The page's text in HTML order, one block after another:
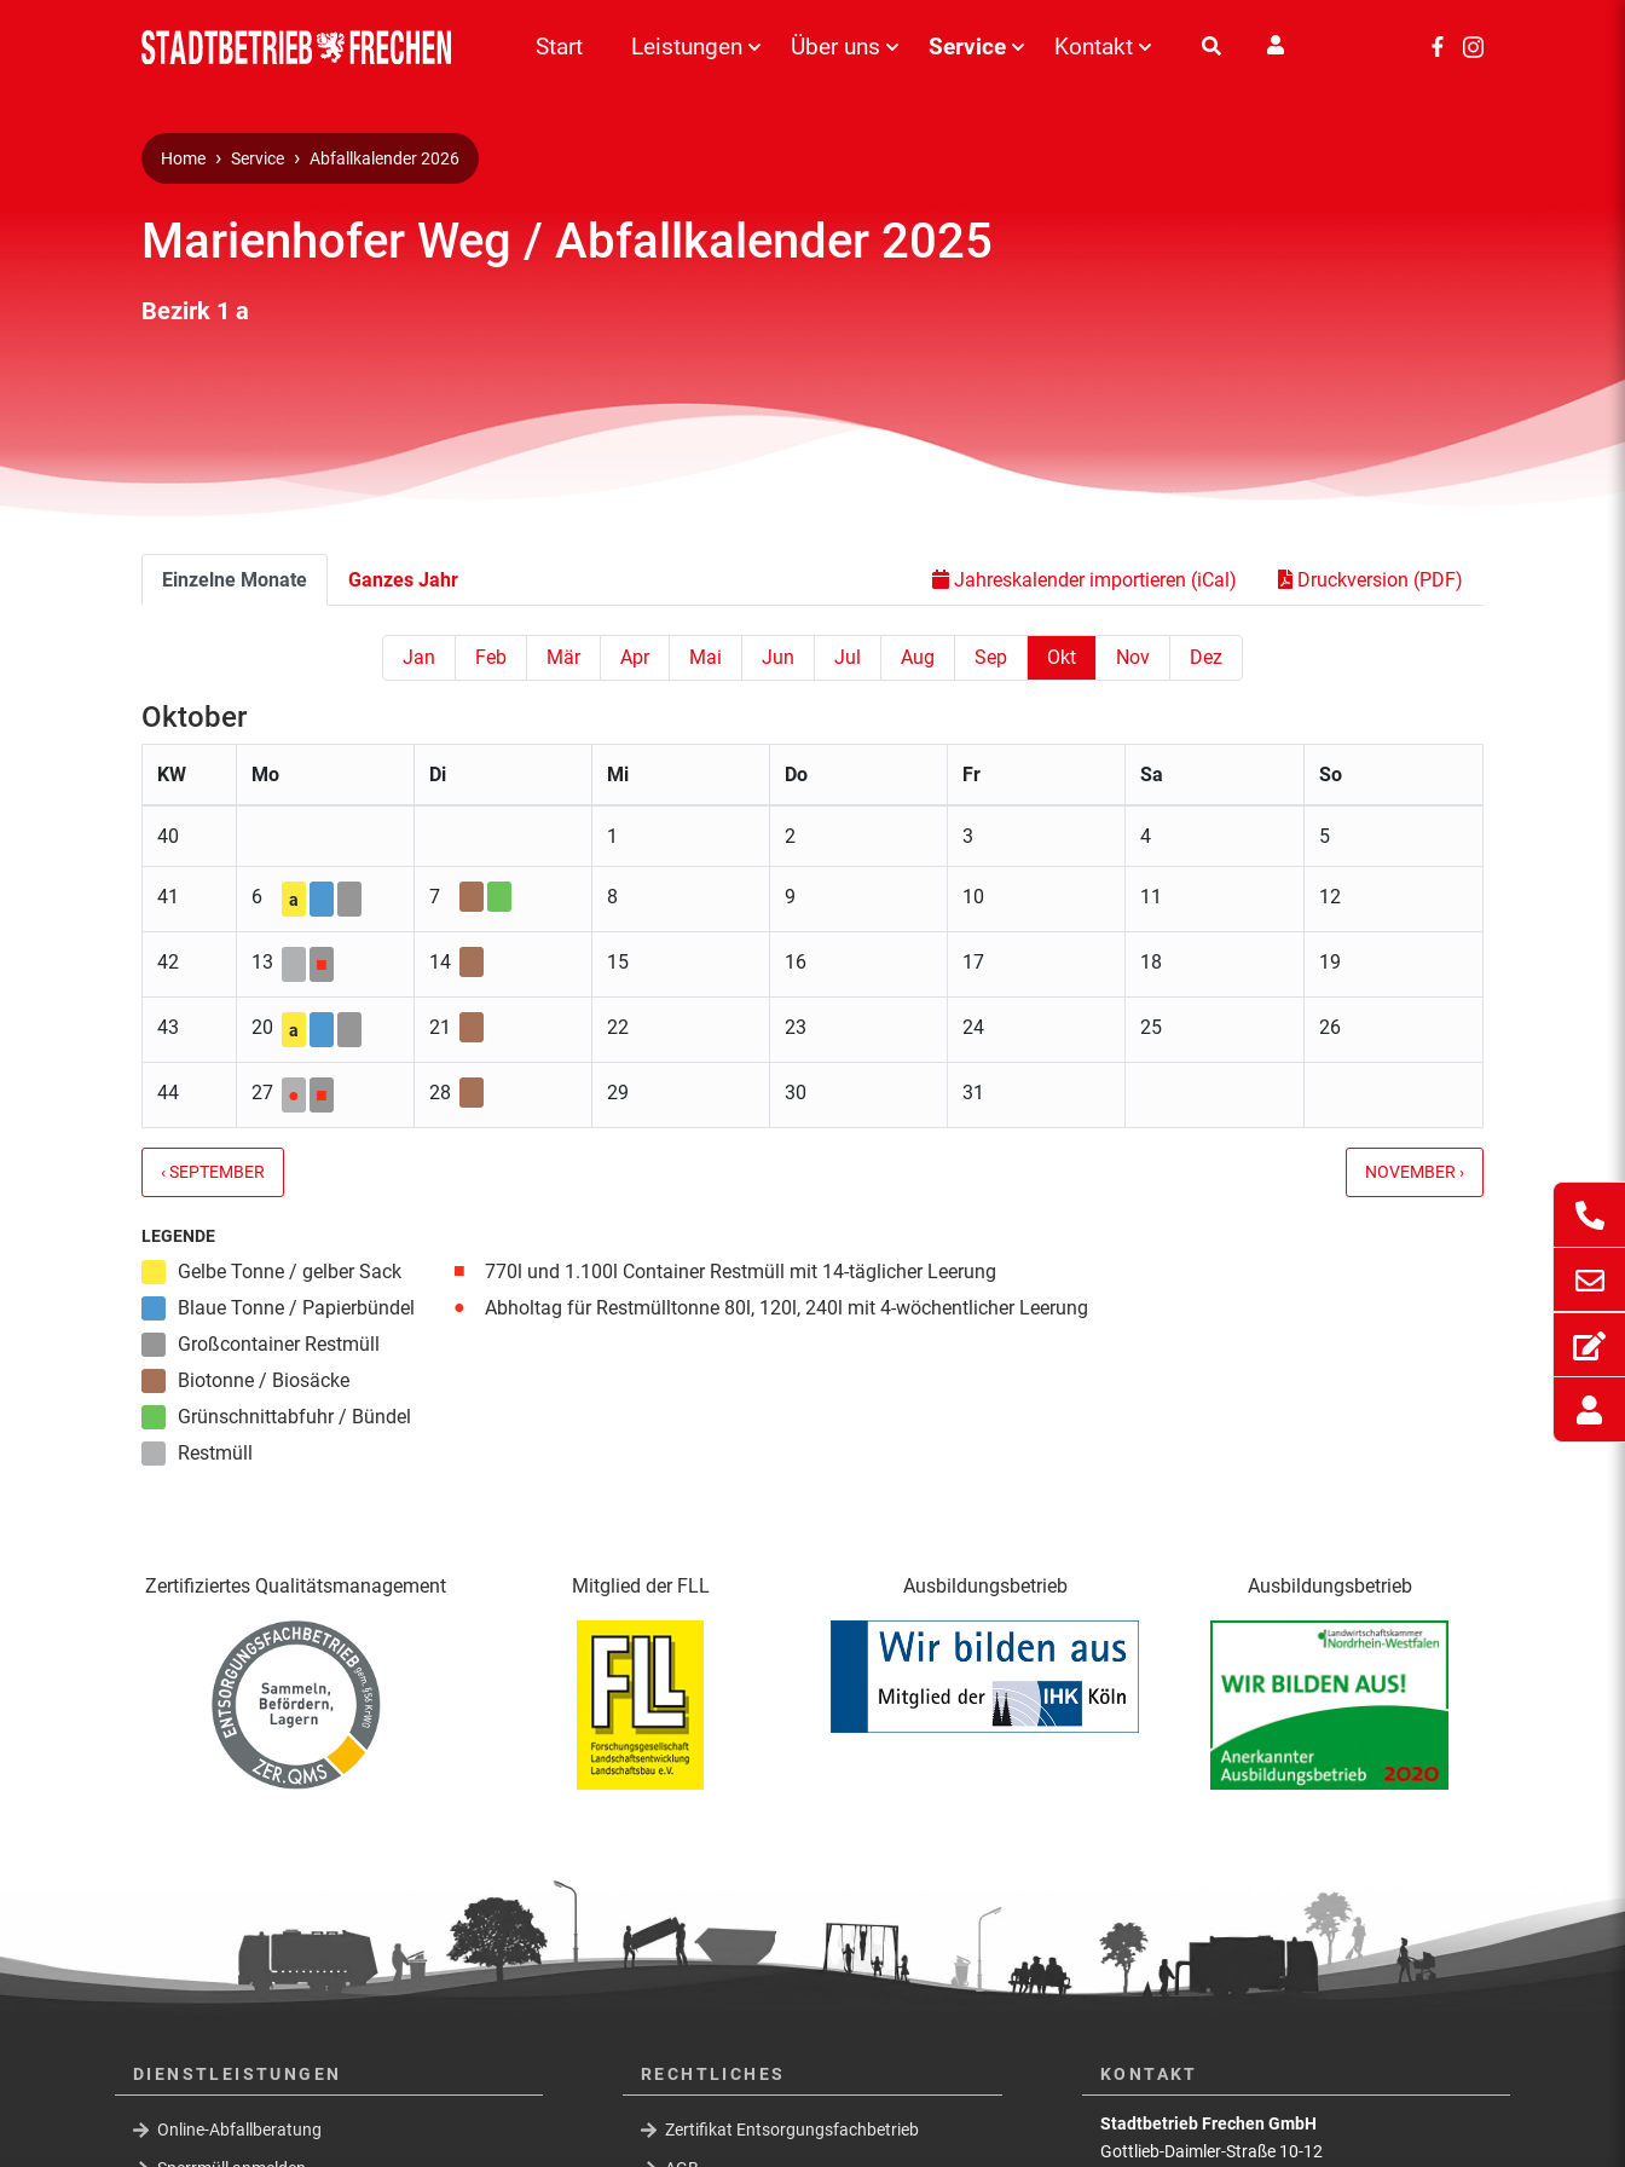
Start Leistungen Über uns Service Kontakt
Home Service Abfallkalender 2026
Marienhofer Weg / Abfallkalender 2025
Bezirk 1 a
Einzelne Monate Ganzes Jahr Jahreskalender importieren (iCal) Druckversion (PDF)
Jan Feb Mär Apr Mai Jun Jul Aug Sep Okt Nov Dez
Oktober
KW Mo Di Mi Do Fr Sa So
40 1 2 3 4 5
41 6 a 7 8 9 10 11 12
42 13 ■ 14 15 16 17 18 19
43 20 a 21 22 23 24 25 26
44 27 ● ■ 28 29 30 31
‹ SEPTEMBER NOVEMBER ›
LEGENDE
Gelbe Tonne / gelber Sack
Blaue Tonne / Papierbündel
Großcontainer Restmüll
Biotonne / Biosäcke
Grünschnittabfuhr / Bündel
Restmüll
■
770l und 1.100l Container Restmüll mit 14-täglicher Leerung
●
Abholtag für Restmülltonne 80l, 120l, 240l mit 4-wöchentlicher Leerung
Zertifiziertes Qualitäts­management Mitglied der FLL Ausbildungsbetrieb Ausbildungsbetrieb
DIENSTLEISTUNGEN
Online-Abfallberatung
RECHTLICHES
Zertifikat Entsorgungsfachbetrieb
KONTAKT
Stadtbetrieb Frechen GmbH
Gottlieb-Daimler-Straße 10-12